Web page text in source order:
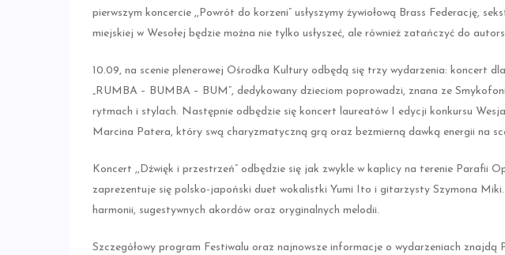
pierwszym koncercie ,,Powrót do korzeni” usłyszymy żywiołową Brass Federację,
miejskiej w Wesołej będzie można nie tylko usłyszeć, ale również zatańczyć do
10.09, na scenie plenerowej Ośrodka Kultury odbędą się trzy wydarzenia: koncert
„RUMBA – BUMBA – BUM”, dedykowany dzieciom poprowadzi, znana ze
rytmach i stylach. Następnie odbędzie się koncert laureatów I edycji konkursu
Marcina Patera, który swą charyzmatyczną grą oraz bezmierną dawką energii na
Koncert ,,Dźwięk i przestrzeń” odbędzie się jak zwykle w kaplicy na terenie Parafii
zaprezentuje się polsko-japoński duet wokalistki Yumi Ito i gitarzysty Szymona
harmonii, sugestywnych akordów oraz oryginalnych melodii.
Szczegółowy program Festiwalu oraz najnowsze informacje o wydarzeniach